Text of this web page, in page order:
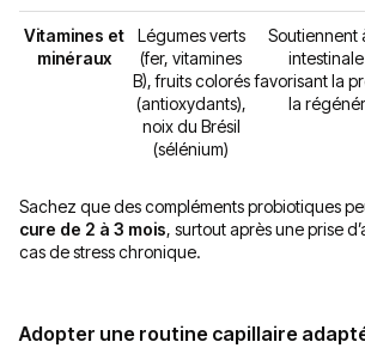
Vitamines et
minéraux
Légumes verts
(fer, vitamines
B), fruits colorés
(antioxydants),
noix du Brésil
(sélénium)
Soutiennent
favorisant la
la
Sachez que des compléments probiotiques
cure de 2 à 3 mois, surtout après une prise
cas de stress chronique.
Adopter une routine capillaire